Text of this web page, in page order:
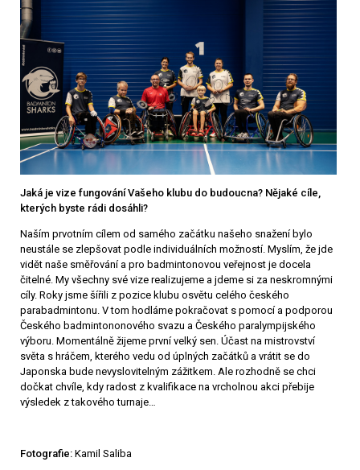
Jaká je vize fungování Vašeho klubu do budoucna? Nějaké cíle,
kterých byste rádi dosáhli?
Naším prvotním cílem od samého začátku našeho snažení bylo
neustále se zlepšovat podle individuálních možností. Myslím, že jde
vidět naše směřování a pro badmintonovou veřejnost je docela
čitelné. My všechny své vize realizujeme a jdeme si za neskromnými
cíly. Roky jsme šířili z pozice klubu osvětu celého českého
parabadmintonu. V tom hodláme pokračovat s pomocí a podporou
Českého badmintononového svazu a Českého paralympijského
výboru. Momentálně žijeme první velký sen. Účast na mistrovství
světa s hráčem, kterého vedu od úplných začátků a vrátit se do
Japonska bude nevyslovitelným zážitkem. Ale rozhodně se chci
dočkat chvíle, kdy radost z kvalifikace na vrcholnou akci přebije
výsledek z takového turnaje…
Fotografie: Kamil Saliba